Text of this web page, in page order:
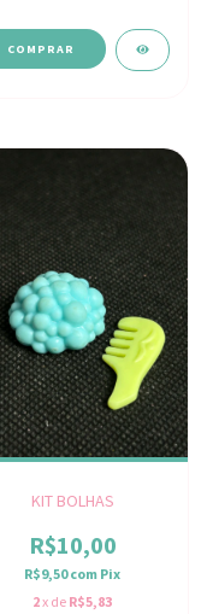
KIT BOLHAS
R$10,00
R$9,50com Pix
2x de R$5,83